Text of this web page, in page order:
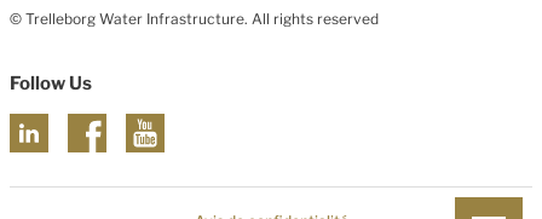
© Trelleborg Water Infrastructure. All rights reserved
Follow Us